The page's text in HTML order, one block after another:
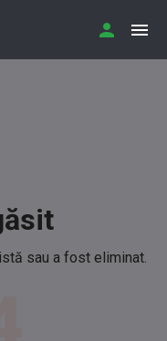
sau a fost eliminat.